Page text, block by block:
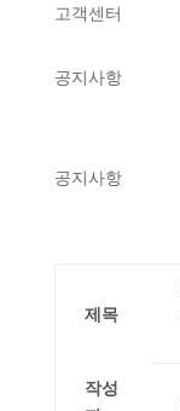
고객센터
공지사항
공지사항
제목
작성